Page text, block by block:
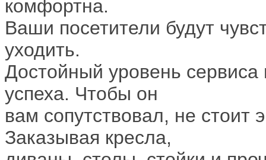
комфортна.
Ваши посетители будут
уходить.
Достойный уровень сервиса
успеха. Чтобы он
вам сопутствовал, не
Заказывая кресла,